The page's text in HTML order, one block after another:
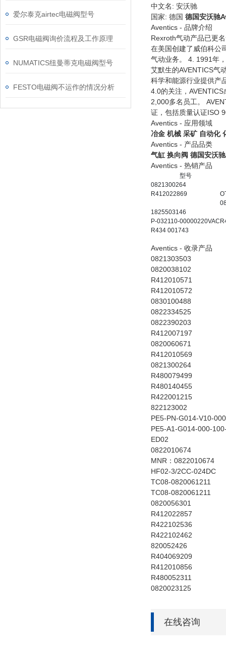
爱尔泰克airtec电磁阀型号
GSR电磁阀询价流程及工作原理
NUMATICS纽曼蒂克电磁阀型号
FESTO电磁阀不运作的情况分析
中文名: 安沃驰
国家: 德国 德国安沃驰
Aventics - 品牌介绍
Rеxroth气动产品已更
在美国创建了威伯科公
气动业务。 4. 1991年
艾默生的AVENTICS气
科学和能源行业提供产
4.0的关注，
2,000多名员工。
证，包括质量认证ISO
Aventics - 应用领域
冶金 机械 采矿 自动化
Aventics - 产品品类
气缸 换向阀 德国安沃
Aventics - 热销产品
型号
0821300264
R412022869
1825503146
P-032110-00000220VAC
R434 001743
Aventics - 收录产品
0821303503
0820038102
R412010571
R412010572
0830100488
0822334525
0822390203
R412007197
0820060671
R412010569
0821300264
R480079499
R480140455
R422001215
822123002
PE5-PN-G014-V10-
PE5-A1-G014-000-
ED02
0822010674
MNR：0822010674
HF02-3/2CC-024DC
TC08-0820061211
TC08-0820061211
0820056301
R412022857
R422102536
R422102462
820052426
R404069209
R412010856
R480052311
0820023125
在线咨询